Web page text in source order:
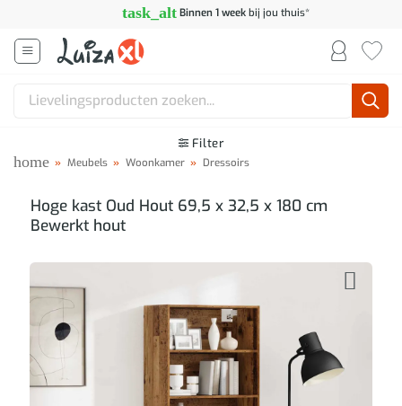
inhoud
task_alt Binnen 1 weekbij jou thuis*
Zoeken
Filter
home » Meubels » Woonkamer » Dressoirs
Hoge kast Oud Hout 69,5 x 32,5 x 180 cm
Bewerkt hout